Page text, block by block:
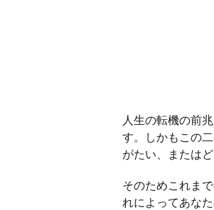
人生の転機の前
す。しかもこの
がたい、または
そのためこれま
れによってあな